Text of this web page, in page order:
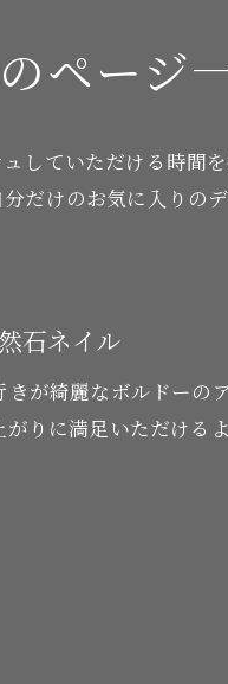
ページ
していただける時間
だけのお気に入りの
石ネイル
が綺麗なボルドーの
りに満足いただける